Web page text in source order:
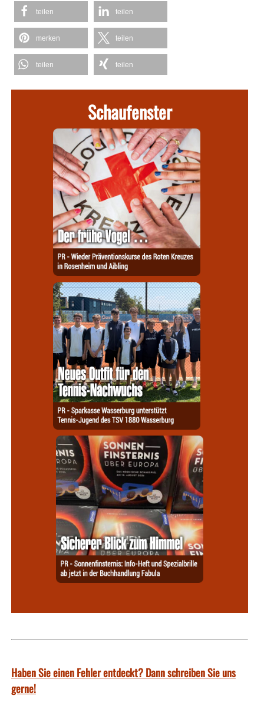
teilen teilen
merken teilen
teilen teilen
Schaufenster
Haben Sie einen Fehler entdeckt? Dann schreiben Sie uns
gerne!